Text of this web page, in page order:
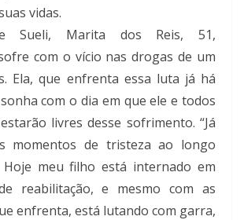
vidas.
Sueli, Marita dos Reis, 51,
com o vício nas drogas de um
Ela, que enfrenta essa luta já há
com o dia em que ele e todos
livres desse sofrimento. “Já
momentos de tristeza ao longo
Hoje meu filho está internado em
reabilitação, e mesmo com as
enfrenta, está lutando com garra,